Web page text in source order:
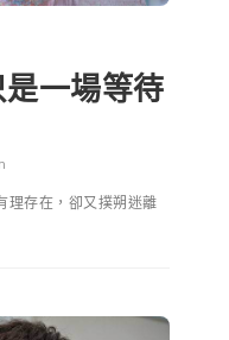
一場等待
理存在，卻又撲朔迷離